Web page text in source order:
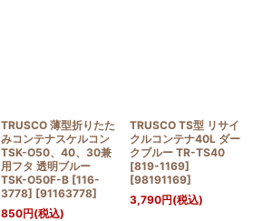
TRUSCO 薄型折りたた
みコンテナスケルコン
TSK-O50、40、30兼
用フタ 透明ブルー
TSK-O50F-B [116-
3778] [91163778]
850円(税込)
TRUSCO TS型 リサイ
クルコンテナ40L ダー
クブルー TR-TS40
[819-1169]
[98191169]
3,790円(税込)